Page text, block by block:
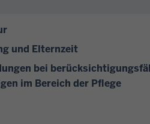
und Elternzeit
bei
im Bereich der Pflege